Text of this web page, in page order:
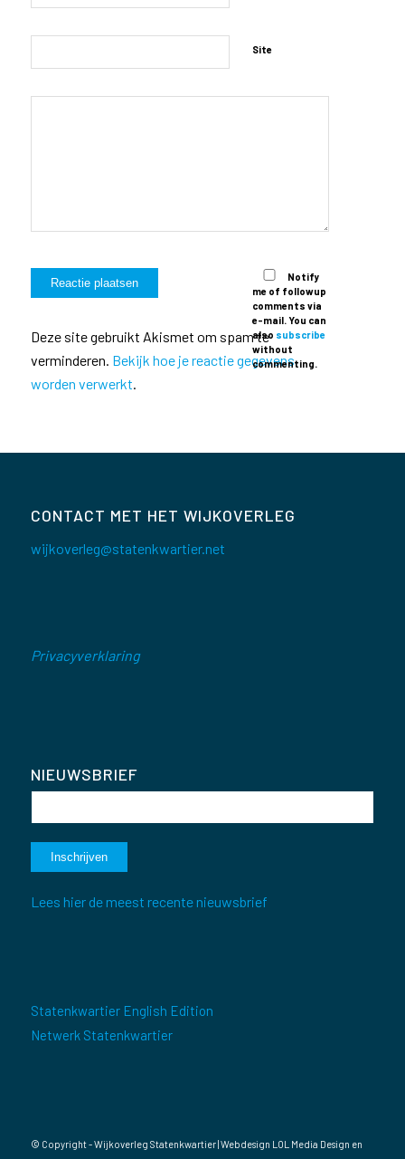
Site
Notify
me of followup
comments via
e-mail. You can
also subscribe
without
commenting.
Deze site gebruikt Akismet om spam te
verminderen. Bekijk hoe je reactie gegevens
worden verwerkt
CONTACT MET HET WIJKOVERLEG
wijkoverleg@statenkwartier.net
Privacyverklaring
NIEUWSBRIEF
Lees hier de meest recente nieuwsbrief
Statenkwartier English Edition
Netwerk Statenkwartier
© Copyright - Wijkoverleg Statenkwartier | Webdesign LOL Media Design en